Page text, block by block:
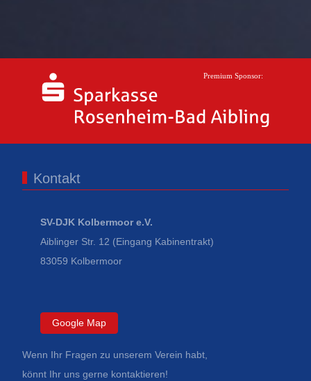
Kontakt
SV-DJK Kolbermoor e.V.
Aiblinger Str. 12 (Eingang Kabinentrakt)
83059 Kolbermoor
Google Map
Wenn Ihr Fragen zu unserem Verein habt,
könnt Ihr uns gerne kontaktieren!